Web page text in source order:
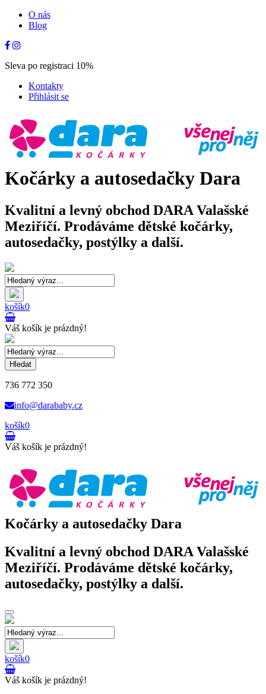
O nás
Blog
Sleva po registraci 10%
Kontakty
Přihlásit se
Kočárky a autosedačky Dara
Kvalitní a levný obchod DARA Valašské
Meziříčí. Prodáváme dětské kočárky,
autosedačky, postýlky a další.
košík0
Váš košík je prázdný!
Hledat
736 772 350
info@darababy.cz
košík0
Váš košík je prázdný!
Kočárky a autosedačky Dara
Kvalitní a levný obchod DARA Valašské
Meziříčí. Prodáváme dětské kočárky,
autosedačky, postýlky a další.
Toggle
navigation
košík0
Váš košík je prázdný!